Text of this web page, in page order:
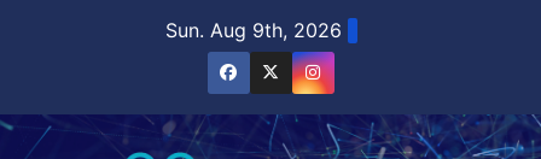
Sun. Aug 9th, 2026